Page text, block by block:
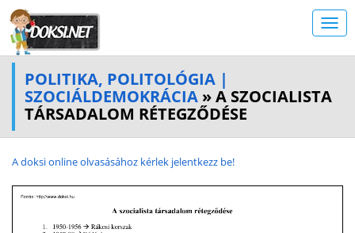
POLITIKA, POLITOLÓGIA |
SZOCIÁLDEMOKRÁCIA » A SZOCIALISTA
TÁRSADALOM RÉTEGZŐDÉSE
A doksi online olvasásához kérlek jelentkezz be!